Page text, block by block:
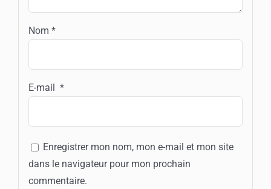
Nom *
E-mail *
Enregistrer mon nom, mon e-mail et mon site
dans le navigateur pour mon prochain
commentaire.